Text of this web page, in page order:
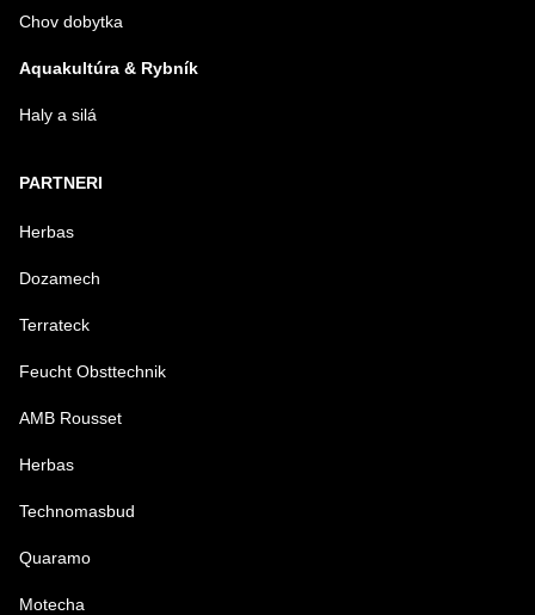
Chov dobytka
Aquakultúra & Rybník
Haly a silá
PARTNERI
Herbas
Dozamech
Terrateck
Feucht Obsttechnik
AMB Rousset
Herbas
Technomasbud
Quaramo
Motecha